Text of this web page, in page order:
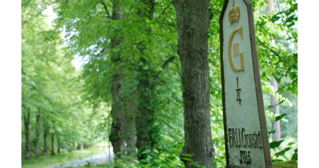
nekar de här
kakorna
kommer viss
funktionalitet
att försvinna
från
hemsidan.
Marknadsföring
Genom att dela med
dig av dina intressen
och ditt beteende när